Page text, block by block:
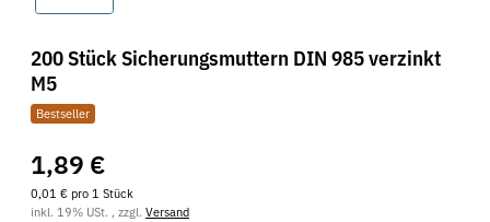
200 Stück Sicherungsmuttern DIN 985 verzinkt
M5
Bestseller
1,89 €
0,01 € pro 1 Stück
inkl. 19% USt. , zzgl. Versand